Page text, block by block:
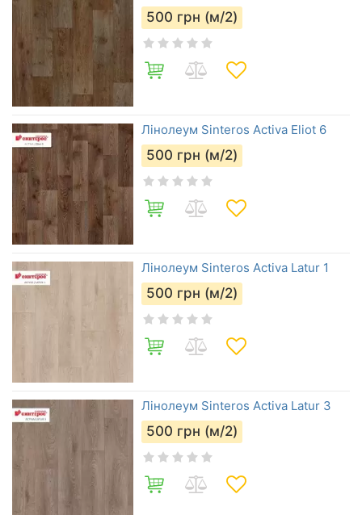
500 грн (м/2)
Лінолеум Sinteros Activa Eliot 6
500 грн (м/2)
Лінолеум Sinteros Activa Latur 1
500 грн (м/2)
Лінолеум Sinteros Activa Latur 3
500 грн (м/2)